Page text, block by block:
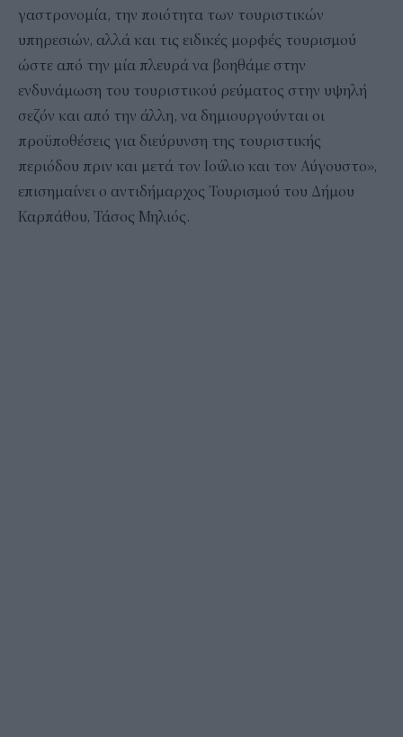
γαστρονομία, την ποιότητα των τουριστικών
υπηρεσιών, αλλά και τις ειδικές μορφές τουρισμού
ώστε από την μία πλευρά να βοηθάμε στην
ενδυνάμωση του τουριστικού ρεύματος στην υψηλή
σεζόν και από την άλλη, να δημιουργούνται οι
προϋποθέσεις για διεύρυνση της τουριστικής
περιόδου πριν και μετά τον Ιούλιο και τον Αύγουστο»,
επισημαίνει ο αντιδήμαρχος Τουρισμού του Δήμου
Καρπάθου, Τάσος Μηλιός.